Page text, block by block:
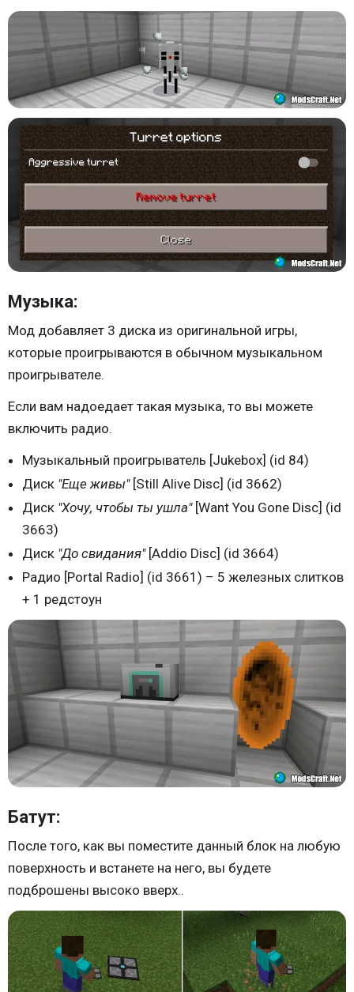
Музыка:
Мод добавляет 3 диска из оригинальной игры,
которые проигрываются в обычном музыкальном
проигрывателе.
Если вам надоедает такая музыка, то вы можете
включить радио.
Музыкальный проигрыватель [Jukebox] (id 84)
Диск "Еще живы"[Still Alive Disc] (id 3662)
Диск "Хочу, чтобы ты ушла"[Want You Gone Disc] (id
3663)
Диск "До свидания"[Addio Disc] (id 3664)
Радио [Portal Radio] (id 3661) – 5 железных слитков
+ 1 редстоун
Батут:
После того, как вы поместите данный блок на любую
поверхность и встанете на него, вы будете
подброшены высоко вверх..